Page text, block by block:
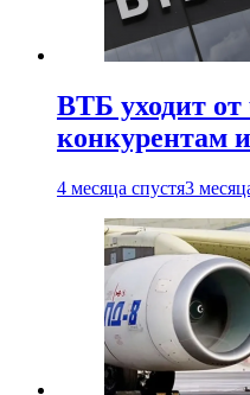
ВТБ уходит
конкурентам
4 месяца спустя3